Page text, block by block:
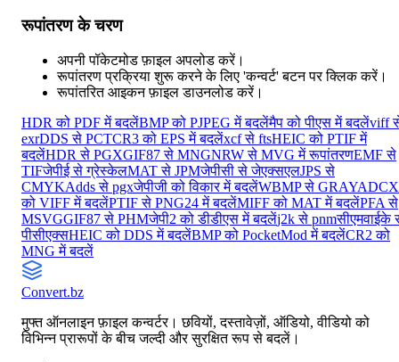
रूपांतरण के चरण
अपनी पॉकेटमोड फ़ाइल अपलोड करें।
रूपांतरण प्रक्रिया शुरू करने के लिए 'कन्वर्ट' बटन पर क्लिक करें।
रूपांतरित आइकन फ़ाइल डाउनलोड करें।
HDR को PDF में बदलेंBMP को PJPEG में बदलेंमैप को पीएस में बदलेंviff
exrDDS से PCTCR3 को EPS में बदलेंxcf से ftsHEIC को PTIF में
बदलेंHDR से PGXGIF87 से MNGNRW से MVG में रूपांतरणEMF से
TIFजेपीई से ग्रेस्केलMAT से JPMजेपीसी से जेएक्सएलJPS से
CMYKAdds से pgxजेपीजी को विकार में बदलेंWBMP से GRAYADCX
को VIFF में बदलेंPTIF से PNG24 में बदलेंMIFF को MAT में बदलेंPFA से
MSVGGIF87 से PHMजेपी2 को डीडीएस में बदलेंj2k से pnmसीएमवाईके
पीसीएक्सHEIC को DDS में बदलेंBMP को PocketMod में बदलेंCR2 को
MNG में बदलें
Convert.bz
मुफ्त ऑनलाइन फ़ाइल कन्वर्टर। छवियों, दस्तावेज़ों, ऑडियो, वीडियो को
विभिन्न प्रारूपों के बीच जल्दी और सुरक्षित रूप से बदलें।